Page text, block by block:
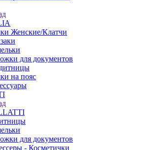
Женские/Клатчи
для документов
на пояс
для документов
- Косметички